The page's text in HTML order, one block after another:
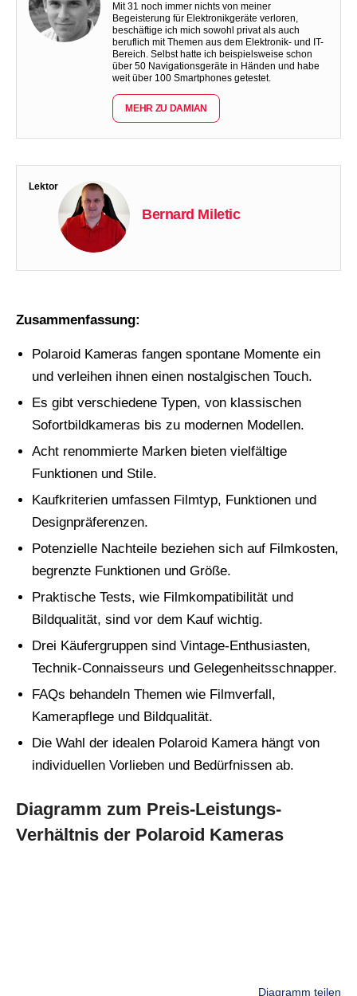
Mit 31 noch immer nichts von meiner
Begeisterung für Elektronikgeräte verloren,
beschäftige ich mich sowohl privat als auch
beruflich mit Themen aus dem Elektronik- und IT-
Bereich. Selbst hatte ich beispielsweise schon
über 50 Navigationsgeräte in Händen und habe
weit über 100 Smartphones getestet.
MEHR ZU DAMIAN
Lektor
Bernard Miletic
Zusammenfassung:
Polaroid Kameras fangen spontane Momente ein
und verleihen ihnen einen nostalgischen Touch.
Es gibt verschiedene Typen, von klassischen
Sofortbildkameras bis zu modernen Modellen.
Acht renommierte Marken bieten vielfältige
Funktionen und Stile.
Kaufkriterien umfassen Filmtyp, Funktionen und
Designpräferenzen.
Potenzielle Nachteile beziehen sich auf Filmkosten,
begrenzte Funktionen und Größe.
Praktische Tests, wie Filmkompatibilität und
Bildqualität, sind vor dem Kauf wichtig.
Drei Käufergruppen sind Vintage-Enthusiasten,
Technik-Connaisseurs und Gelegenheitsschnapper.
FAQs behandeln Themen wie Filmverfall,
Kamerapflege und Bildqualität.
Die Wahl der idealen Polaroid Kamera hängt von
individuellen Vorlieben und Bedürfnissen ab.
Diagramm zum Preis-Leistungs-
Verhältnis der Polaroid Kameras
Diagramm teilen